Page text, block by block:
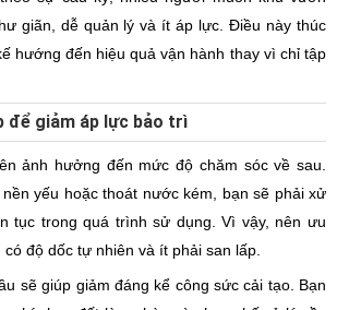
giãn, dễ quản lý và ít áp lực. Điều này thúc
hướng đến hiệu quả vận hành thay vì chỉ tập
để giảm áp lực bảo trì
ảnh hưởng đến mức độ chăm sóc về sau.
yếu hoặc thoát nước kém, bạn sẽ phải xử
tục trong quá trình sử dụng. Vì vậy, nên ưu
độ dốc tự nhiên và ít phải san lấp.
sẽ giúp giảm đáng kể công sức cải tạo. Bạn